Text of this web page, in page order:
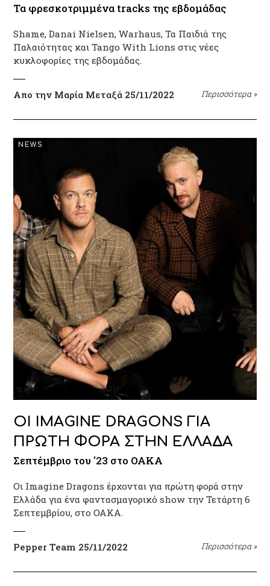
Τα φρεσκοτριμμένα tracks της εβδομάδας
Shame, Danai Nielsen, Warhaus, Τα Παιδιά της
Παλαιότητας και Tango With Lions στις νέες
κυκλοφορίες της εβδομάδας.
Απο την Μαρία Μεταξά 25/11/2022 Περισσότερα »
NEWS
ΟΙ IMAGINE DRAGONS ΓΙΑ
ΠΡΩΤΗ ΦΟΡΑ ΣΤΗΝ ΕΛΛΑΔΑ
Σεπτέμβριο του '23 στο ΟΑΚΑ
Oι Imagine Dragons έρχονται για πρώτη φορά στην
Ελλάδα για ένα φαντασμαγορικό show την Τετάρτη 6
Σεπτεμβρίου, στο ΟΑΚΑ.
Pepper Team 25/11/2022 Περισσότερα »